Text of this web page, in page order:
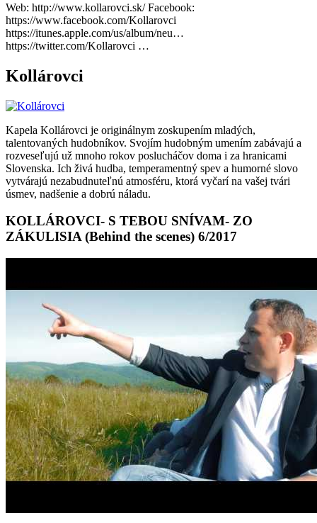
Web: http://www.kollarovci.sk/ Facebook:
https://www.facebook.com/Kollarovci
https://itunes.apple.com/us/album/neu…
https://twitter.com/Kollarovci …
Kollárovci
Kapela Kollárovci je originálnym zoskupením mladých,
talentovaných hudobníkov. Svojím hudobným umením zabávajú a
rozveseľujú už mnoho rokov poslucháčov doma i za hranicami
Slovenska. Ich živá hudba, temperamentný spev a humorné slovo
vytvárajú nezabudnuteľnú atmosféru, ktorá vyčarí na vašej tvári
úsmev, nadšenie a dobrú náladu.
KOLLÁROVCI- S TEBOU SNÍVAM- ZO
ZÁKULISIA (Behind the scenes) 6/2017